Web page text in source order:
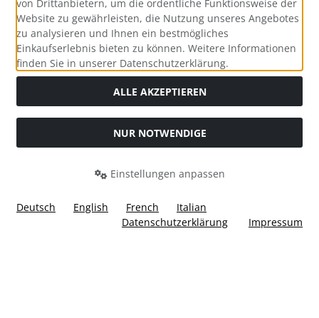
Social Media
Widerrufsformular
von Drittanbietern, um die ordentliche Funktionsweise der
Website zu gewährleisten, die Nutzung unseres Angebotes
zu analysieren und Ihnen ein bestmögliches
Einkaufserlebnis bieten zu können. Weitere Informationen
finden Sie in unserer Datenschutzerklärung.
ALLE AKZEPTIEREN
NUR NOTWENDIGE
Einstellungen anpassen
Deutsch English French
Italian
Datenschutzerklärung
Impressum